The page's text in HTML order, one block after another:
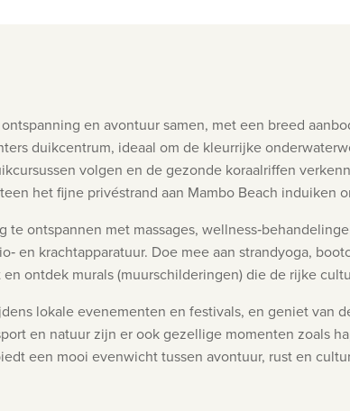
en avontuur samen, met een breed
duikcentrum, ideaal om de kleurrijke
volgen en de gezonde koraalriffen
het fijne privéstrand aan Mambo Beach induiken
ontspannen met massages,
en krachtapparatuur. Doe mee aan strandyoga,
ontdek murals (muurschilderingen) die de rijke
lokale evenementen en festivals, en geniet van
en natuur zijn er ook gezellige momenten zoals
een mooi evenwicht tussen avontuur, rust en